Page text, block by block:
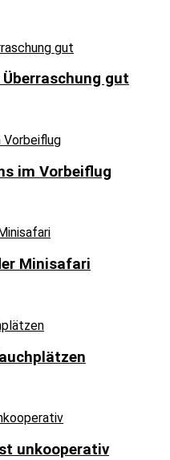
gut
im Vorbeiflug
Minisafari
unkooperativ